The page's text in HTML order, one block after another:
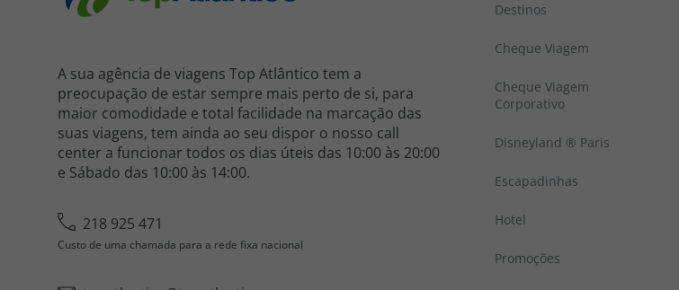
A sua agência de viagens Top Atlântico tem a
preocupação de estar sempre mais perto de si, para
maior comodidade e total facilidade na marcação das
suas viagens, tem ainda ao seu dispor o nosso call
center a funcionar todos os dias úteis das 10:00 às 20:00
e Sábado das 10:00 às 14:00.
218 925 471
Custo de uma chamada para a rede fixa nacional
Destinos
Cheque Viagem
Cheque Viagem
Corporativo
Disneyland ® Paris
Escapadinhas
Hotel
Promoções